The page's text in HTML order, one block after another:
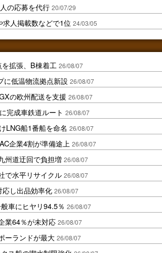
の応募を代行 20/07/29
人掲載数などで1位 24/03/05
拡張、B棟着工 26/08/07
に低温物流拠点新設 26/08/07
の欧州配送を支援 26/08/07
完成車鉄道ルート 26/08/07
LNG船1番船を命名 26/08/07
企業4割が準備途上 26/08/07
州道迂回で負担増 26/08/07
で水平リサイクル 26/08/07
し出品効率化 26/08/07
車にヒヤリ94.5％ 26/08/07
業64％が未対応 26/08/07
ーランドが最大 26/08/07